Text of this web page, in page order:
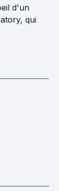
d'un
qui